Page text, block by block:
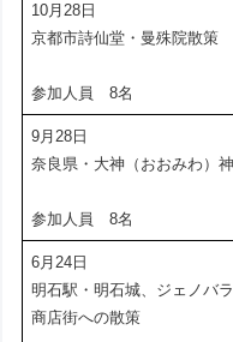
10月28日
京都市詩仙堂・曼殊院散策
参加人員 8名
9月28日
奈良県・大神（おおみわ）
参加人員 8名
6月24日
明石駅・明石城、ジェノバ
商店街への散策